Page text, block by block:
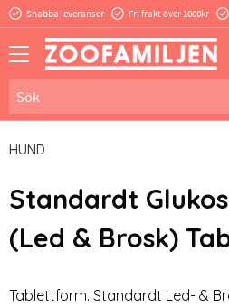
Snabba leveranser Fri frakt över 1000kr
HUND
Standardt
(Led & Brosk)
Tablettform. Standardt Led- &